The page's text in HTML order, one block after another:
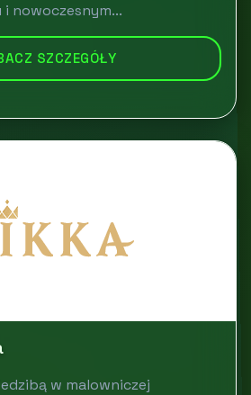
nowoczesnym...
SZCZEGÓŁY
w malowniczej